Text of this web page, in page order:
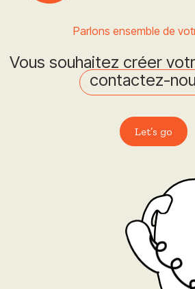
Parlons ensemble de
Vous souhaitez créer
contactez-
Let’s go